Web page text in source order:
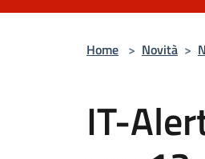
Home > Novità >
IT-